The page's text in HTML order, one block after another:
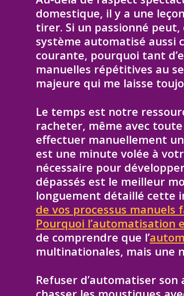
domestique, il y a une
tirer. Si un passionné
système automatisé aussi
courante, pourquoi tant
manuelles répétitives au
majeure qui me laisse
Le temps est notre
racheter, même avec
effectuer manuellement
est une minute volée à
nécessaire pour
dépassés est le meilleur
longuement détaillé cette
de vos processus manuels
Pourquoi l’automatisation
de comprendre que l’
multinationales, mais une
Refuser d’automatiser son